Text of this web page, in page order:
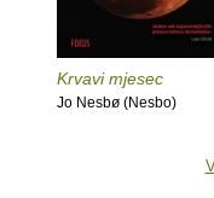
Krvavi mjesec
Jo Nesbø (Nesbo)